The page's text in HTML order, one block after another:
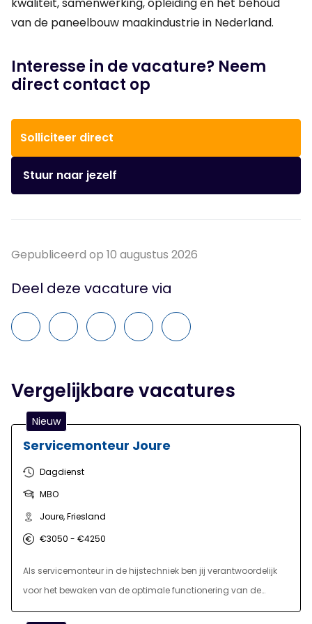
van de paneelbouw maakindustrie in Nederland.
Interesse in de vacature? Neem
direct contact op
Solliciteer direct
Stuur naar jezelf
Gepubliceerd op 10 augustus 2026
Deel deze vacature via
Vergelijkbare vacatures
Nieuw
Servicemonteur Joure
Dagdienst
MBO
Joure, Friesland
€3050 - €4250
Als servicemonteur in de hijstechniek ben jij verantwoordelijk
voor het bewaken van de optimale functionering van de
hijsinstallaties bij de klanten. Je hebt een breed scala aan